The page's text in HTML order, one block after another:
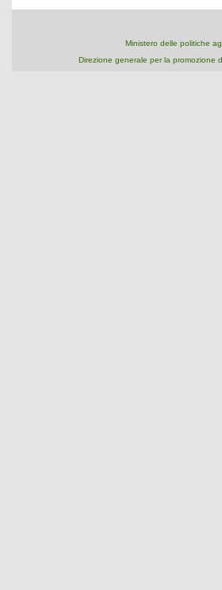
Ministero delle politiche
Direzione generale per la promozione